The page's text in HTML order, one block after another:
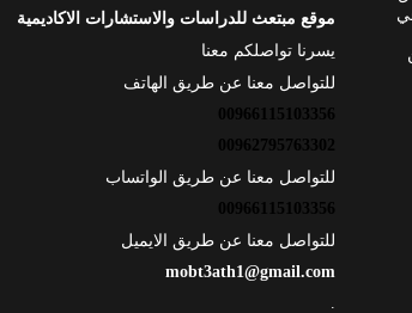
موقع مبتعث للدراسات والاستشارات الاكاديمية
يسرنا تواصلكم معنا
للتواصل معنا عن طريق الهاتف
00966115103356
00962795763302
للتواصل معنا عن طريق الواتساب
00966115103356
للتواصل معنا عن طريق الايميل
mobt3ath1@gmail.com